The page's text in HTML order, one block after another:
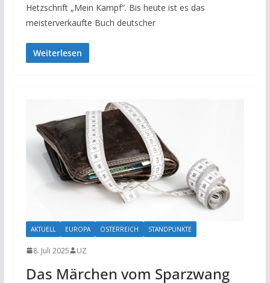
Hetzschrift „Mein Kampf“. Bis heute ist es das
meisterverkaufte Buch deutscher
Weiterlesen
AKTUELL EUROPA ÖSTERREICH STANDPUNKTE
8. Juli 2025 UZ
Das Märchen vom Sparzwang